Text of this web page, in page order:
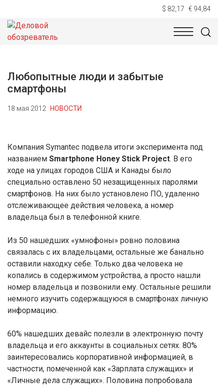
$ 82,17 € 94,84
НОВОСТИ
Любопытные люди и забытые
смартфоны
18 мая 2012 НОВОСТИ
Компания Symantec подвела итоги эксперимента под
названием Smartphone Honey Stick Project. В его
ходе на улицах городов США и Канады было
специально оставлено 50 незащищенных паролями
смартфонов. На них было установлено ПО, удаленно
отслеживающее действия человека, а номер
владельца был в телефонной книге.
Из 50 нашедших «умнофоны» ровно половина
связалась с их владельцами, остальные же банально
оставили находку себе. Только два человека не
копались в содержимом устройства, а просто нашли
номер владельца и позвонили ему. Остальные решили
немного изучить содержащуюся в смартфонах личную
информацию.
60% нашедших девайс полезли в электронную почту
владельца и его аккаунты в социальных сетях. 80%
заинтересовались корпоративной информацией, в
частности, помеченной как «Зарплата служащих» и
«Личные дела служащих». Половина попробовала